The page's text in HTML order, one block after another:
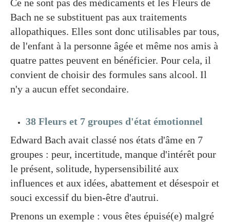
Ce ne sont pas des médicaments et les Fleurs de
Bach ne se substituent pas aux traitements
allopathiques. Elles sont donc utilisables par tous,
de l'enfant à la personne âgée et même nos amis à
quatre pattes peuvent en bénéficier. Pour cela, il
convient de choisir des formules sans alcool. Il
n'y a aucun effet secondaire.
38 Fleurs et 7 groupes d'état émotionnel
Edward Bach avait classé nos états d'âme en 7
groupes : peur, incertitude, manque d'intérêt pour
le présent, solitude, hypersensibilité aux
influences et aux idées, abattement et désespoir et
souci excessif du bien-être d'autrui.
Prenons un exemple : vous êtes épuisé(e) malgré